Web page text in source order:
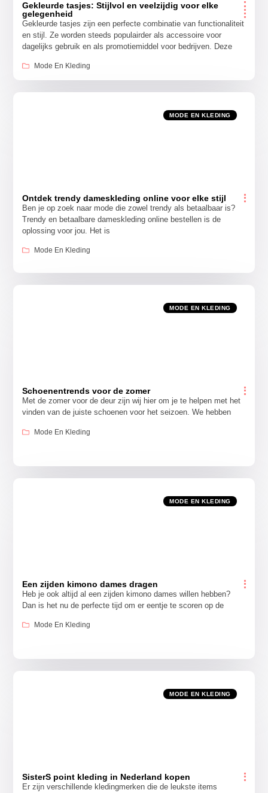
Gekleurde tasjes: Stijlvol en veelzijdig voor elke
gelegenheid
Gekleurde tasjes zijn een perfecte combinatie van functionaliteit
en stijl. Ze worden steeds populairder als accessoire voor
dagelijks gebruik en als promotiemiddel voor bedrijven. Deze
Mode En Kleding
MODE EN KLEDING
Ontdek trendy dameskleding online voor elke stijl
Ben je op zoek naar mode die zowel trendy als betaalbaar is?
Trendy en betaalbare dameskleding online bestellen is de
oplossing voor jou. Het is
Mode En Kleding
MODE EN KLEDING
Schoenentrends voor de zomer
Met de zomer voor de deur zijn wij hier om je te helpen met het
vinden van de juiste schoenen voor het seizoen. We hebben
Mode En Kleding
MODE EN KLEDING
Een zijden kimono dames dragen
Heb je ook altijd al een zijden kimono dames willen hebben?
Dan is het nu de perfecte tijd om er eentje te scoren op de
Mode En Kleding
MODE EN KLEDING
SisterS point kleding in Nederland kopen
Er zijn verschillende kledingmerken die de leukste items